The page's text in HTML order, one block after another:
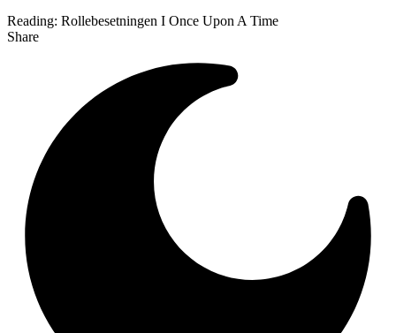
Reading: Rollebesetningen I Once Upon A Time
Share